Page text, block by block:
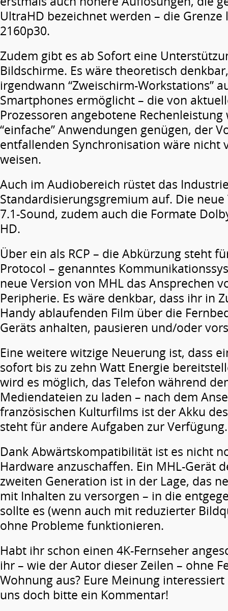
UltraHD bezeichnet werden – die
2160p30.
Zudem gibt es ab Sofort eine
Bildschirme. Es wäre theoretisch
irgendwann “Zweischirm-Workstations”
Smartphones ermöglicht – die von
Prozessoren angebotene
“einfache” Anwendungen genügen, der
entfallenden Synchronisation wäre nicht
weisen.
Auch im Audiobereich rüstet das
Standardisierungsgremium auf. Die
7.1-Sound, zudem auch die Formate
HD.
Über ein als RCP – die Abkürzung steht
Protocol – genanntes
neue Version von MHL das Ansprechen
Peripherie. Es wäre denkbar, dass ihr in
Handy ablaufenden Film über die
Geräts anhalten, pausieren und/oder
Eine weitere witzige Neuerung ist, dass
sofort bis zu zehn Watt Energie
wird es möglich, das Telefon während
Mediendateien zu laden – nach dem
französischen Kulturfilms ist der Akku
steht für andere Aufgaben zur Verfügung.
Dank Abwärtskompatibilität ist es nicht
Hardware anzuschaffen. Ein MHL-Gerät
zweiten Generation ist in der Lage, das
mit Inhalten zu versorgen – in die
sollte es (wenn auch mit reduzierter
ohne Probleme funktionieren.
Habt ihr schon einen 4K-Fernseher
ihr – wie der Autor dieser Zeilen – ohne
Wohnung aus? Eure Meinung
uns doch bitte ein Kommentar!